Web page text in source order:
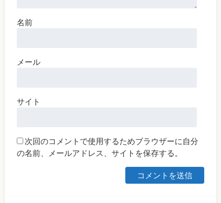
名前
メール
サイト
次回のコメントで使用するためブラウザーに自分
の名前、メールアドレス、サイトを保存する。